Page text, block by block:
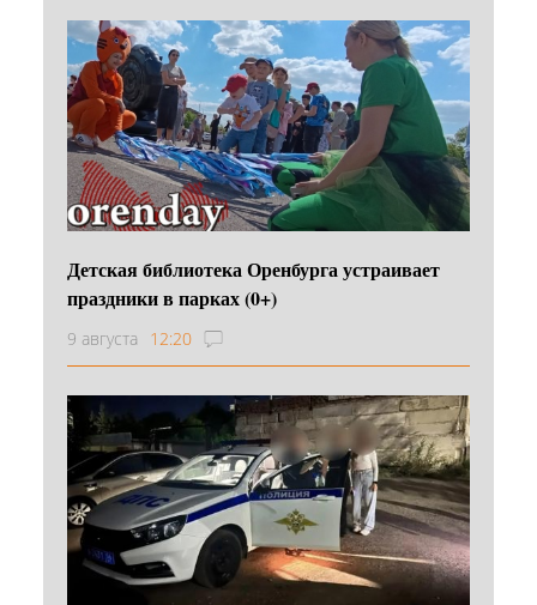
Детская библиотека Оренбурга устраивает
праздники в парках (0+)
9 августа 12:20